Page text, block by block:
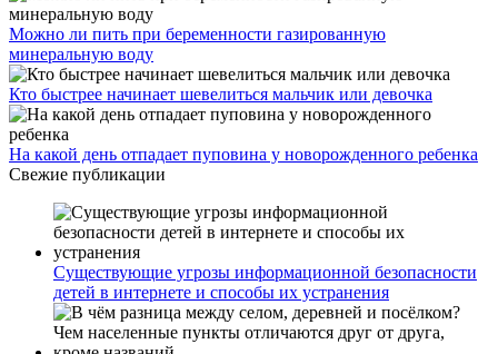
Можно ли пить при беременности газированную
минеральную воду
Кто быстрее начинает шевелиться мальчик или девочка
На какой день отпадает пуповина у новорожденного ребенка
Свежие публикации
Существующие угрозы информационной безопасности
детей в интернете и способы их устранения